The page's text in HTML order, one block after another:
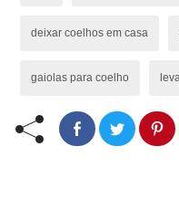
deixar coelhos em casa
gaiolas para coelho